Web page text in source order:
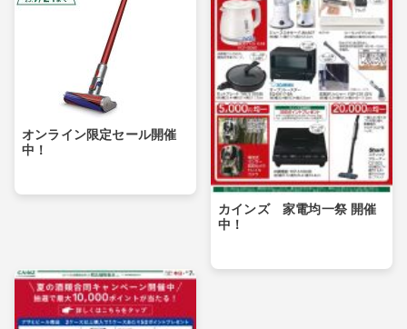
オンライン限定セール開催
中！
カインズ 家電均一祭 開催
中！